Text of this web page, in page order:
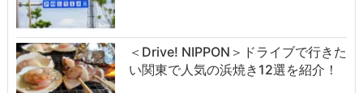
＜Drive! NIPPON＞ドライブで行きた
い関東で人気の浜焼き12選を紹介！